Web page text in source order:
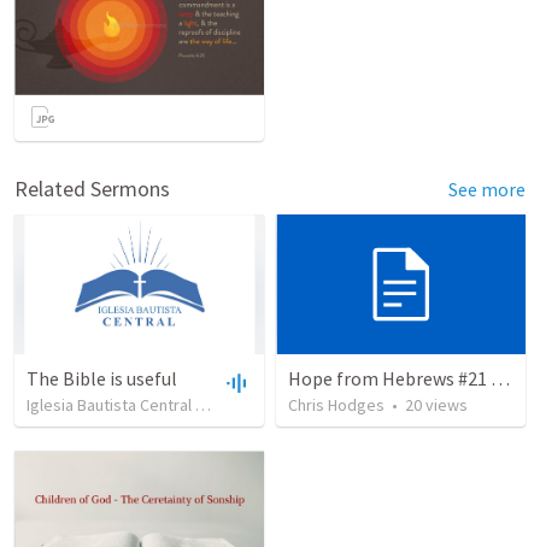
Related Sermons See more
The Bible is useful
Iglesia Bautista Central Ocala views •27:43
Hope from Hebrews #21 - The Chastening of the Lord
Chris Hodges • 20views